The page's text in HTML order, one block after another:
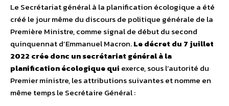
Le Secrétariat général à la planification écologique a été
créé le jour même du discours de politique générale de la
Première Ministre, comme signal de début du second
quinquennat d’Emmanuel Macron.Le décret du 7 juillet
2022 crée donc un secrétariat général à la
planification écologique qui exerce, sous l’autorité du
Premier ministre, les attributions suivantes et nomme en
même temps le Secrétaire Général :